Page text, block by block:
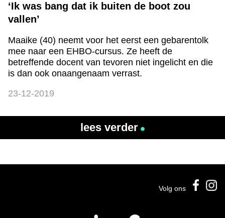
‘Ik was bang dat ik buiten de boot zou
vallen’
Maaike (40) neemt voor het eerst een gebarentolk
mee naar een EHBO-cursus. Ze heeft de
betreffende docent van tevoren niet ingelicht en die
is dan ook onaangenaam verrast.
23-12-2019
lees verder
Volg ons